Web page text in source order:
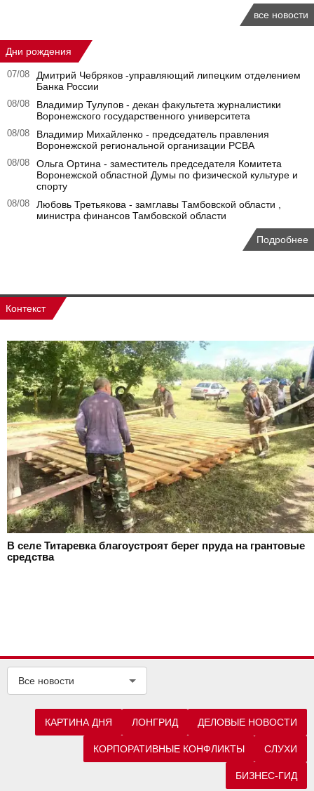
все новости
Дни рождения
07/08
Дмитрий Чебряков -управляющий липецким отделением
Банка России
08/08
Владимир Тулупов - декан факультета журналистики
Воронежского государственного университета
08/08
Владимир Михайленко - председатель правления
Воронежской региональной организации РСВА
08/08
Ольга Ортина - заместитель председателя Комитета
Воронежской областной Думы по физической культуре и
спорту
08/08
Любовь Третьякова - замглавы Тамбовской области ,
министра финансов Тамбовской области
Подробнее
Контекст
В селе Титаревка благоустроят берег пруда на грантовые
средства
Все новости
КАРТИНА ДНЯ ЛОНГРИД ДЕЛОВЫЕ НОВОСТИ
КОРПОРАТИВНЫЕ КОНФЛИКТЫ СЛУХИ
БИЗНЕС-ГИД